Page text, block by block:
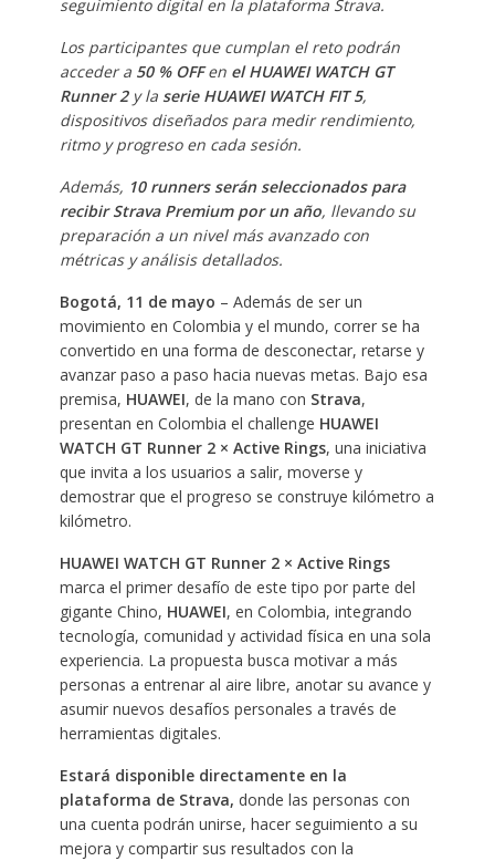
seguimiento digital en la plataforma Strava.
Los participantes que cumplan el reto podrán
acceder a 50 % OFFen el HUAWEI WATCH GT
Runner 2y la serie HUAWEI WATCH FIT 5,
dispositivos diseñados para medir rendimiento,
ritmo y progreso en cada sesión.
Además, 10 runners serán seleccionados para
recibir Strava Premium por un año, llevando su
preparación a un nivel más avanzado con
métricas y análisis detallados.
Bogotá, 11 de mayo – Además de ser un
movimiento en Colombia y el mundo, correr se ha
convertido en una forma de desconectar, retarse y
avanzar paso a paso hacia nuevas metas. Bajo esa
premisa, HUAWEI, de la mano con Strava,
presentan en Colombia el challenge HUAWEI
WATCH GT Runner 2 × Active Rings, una iniciativa
que invita a los usuarios a salir, moverse y
demostrar que el progreso se construye kilómetro a
kilómetro.
HUAWEI WATCH GT Runner 2 × Active Rings
marca el primer desafío de este tipo por parte del
gigante Chino, HUAWEI, en Colombia, integrando
tecnología, comunidad y actividad física en una sola
experiencia. La propuesta busca motivar a más
personas a entrenar al aire libre, anotar su avance y
asumir nuevos desafíos personales a través de
herramientas digitales.
Estará disponible directamente en la
plataforma de Strava, donde las personas con
una cuenta podrán unirse, hacer seguimiento a su
mejora y compartir sus resultados con la